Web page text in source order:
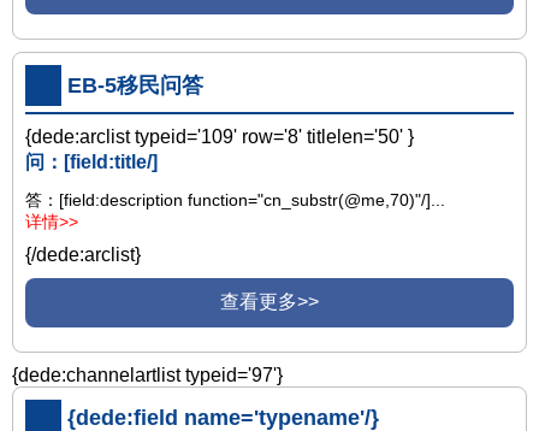
EB-5移民问答
{dede:arclist typeid='109' row='8' titlelen='50' }
问：[field:title/]
答：[field:description function="cn_substr(@me,70)"/]...
详情>>
{/dede:arclist}
查看更多>>
{dede:channelartlist typeid='97'}
{dede:field name='typename'/}